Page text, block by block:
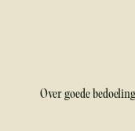
Over goede